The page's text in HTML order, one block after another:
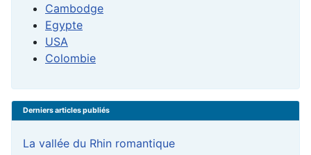
Cambodge
Egypte
USA
Colombie
Derniers articles publiés
La vallée du Rhin romantique